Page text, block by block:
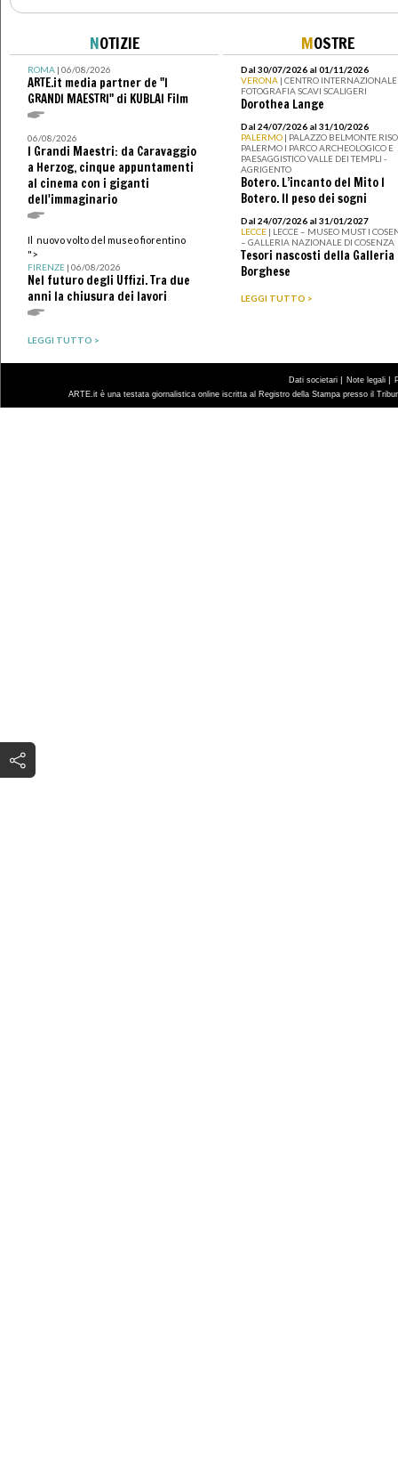
NOTIZIE
ROMA | 06/08/2026
ARTE.it media partner de "I
GRANDI MAESTRI" di KUBLAI Film
06/08/2026
I Grandi Maestri: da Caravaggio
a Herzog, cinque appuntamenti
al cinema con i giganti
dell'immaginario
Il nuovo volto del museo fiorentino
">
FIRENZE | 06/08/2026
Nel futuro degli Uffizi. Tra due
anni la chiusura dei lavori
LEGGI TUTTO >
MOSTRE
Dal 30/07/2026 al 01/11/2026
VERONA | CENTRO
FOTOGRAFIA SCAVI SCALIGERI
Dorothea Lange
Dal 24/07/2026 al 31/10/2026
PALERMO | PALAZZO BELMONTE
PALERMO I PARCO ARCHEOLOGICO E
PAESAGGISTICO VALLE DEI TEMPLI -
AGRIGENTO
Botero. L’incanto del Mito I
Botero. Il peso dei sogni
Dal 24/07/2026 al 31/01/2027
LECCE | LECCE – MUSEO MUST I
– GALLERIA NAZIONALE DI COSENZA
Tesori nascosti della Galleria
Borghese
LEGGI TUTTO >
Dati societari | Note legali |
ARTE.it è una testata giornalistica online iscritta al Registro della Stampa presso il